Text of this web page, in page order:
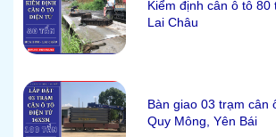
Kiểm định cân ô tô 80
Lai Châu
Bàn giao 03 trạm cân
Quy Mông, Yên Bái